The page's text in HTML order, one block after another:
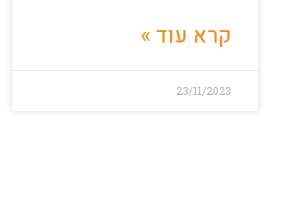
קרא עוד »
23/11/2023